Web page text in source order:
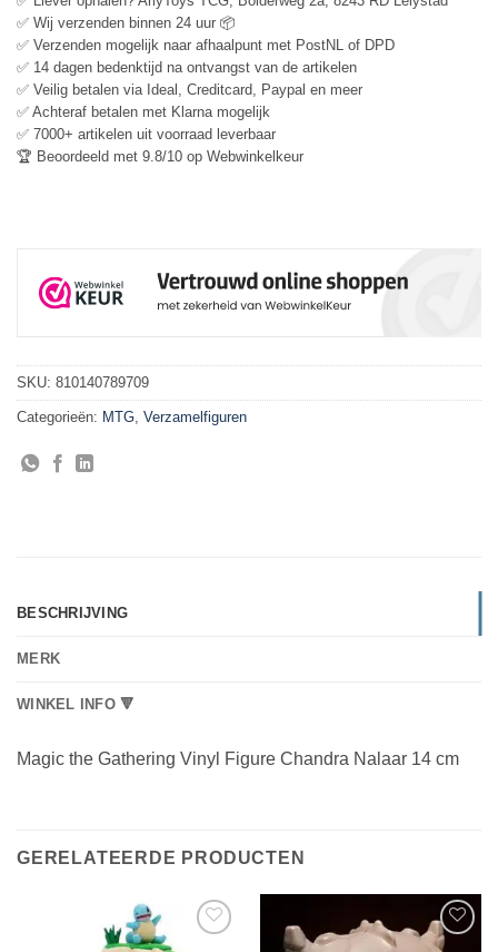
✅ Wij verzenden binnen 24 uur 📦
✅ Verzenden mogelijk naar afhaalpunt met PostNL of DPD
✅ 14 dagen bedenktijd na ontvangst van de artikelen
✅ Veilig betalen via Ideal, Creditcard, Paypal en meer
✅ Achteraf betalen met Klarna mogelijk
✅ 7000+ artikelen uit voorraad leverbaar
🏆 Beoordeeld met 9.8/10 op Webwinkelkeur
SKU: 810140789709
Categorieën: MTG, Verzamelfiguren
BESCHRIJVING
MERK
WINKEL INFO 🔻
Magic the Gathering Vinyl Figure Chandra Nalaar 14 cm
GERELATEERDE PRODUCTEN